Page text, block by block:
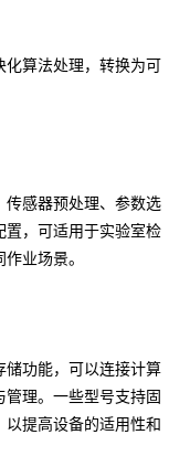
化算法处理，转换为可
传感器预处理、参数选
置，可适用于实验室检
业场景。
储功能，可以连接计算
理。一些型号支持固
提高设备的适用性和